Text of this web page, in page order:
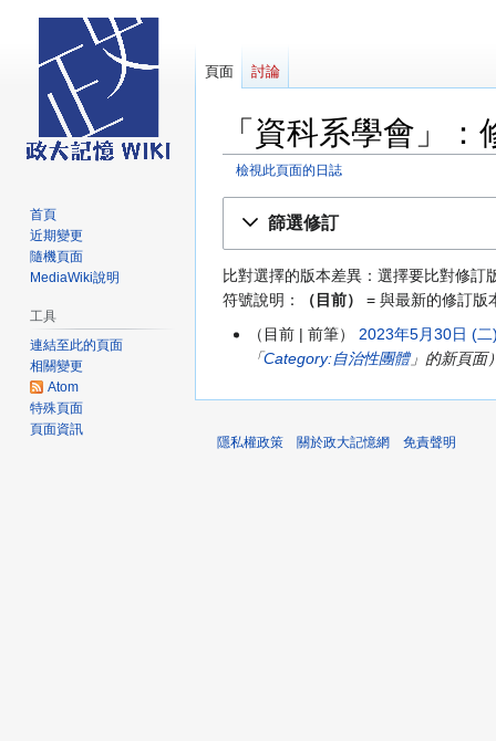
「資科系學會」
檢視此頁面的日誌
覽
尋
篩選修訂
比對選擇的版本差異：選擇要比對修
符號說明：
（目前） = 與最新的修訂版
2023
30
目前 前筆
2023年5月30日 (
「Category:自治性團體」的新頁面
頁面 討論
首頁
近期變更
隨機頁面
MediaWiki說明
工具
連結至此的頁面
相關變更
Atom
特殊頁面
頁面資訊
隱私權政策
關於政大記憶網 免責聲明